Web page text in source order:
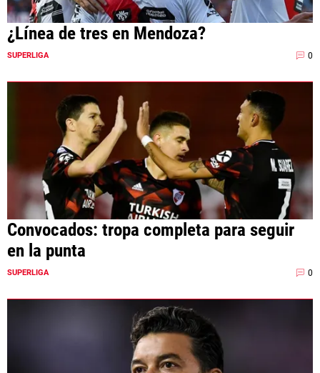
¿Línea de tres en Mendoza?
SUPERLIGA 0
Convocados: tropa completa para seguir
en la punta
SUPERLIGA 0